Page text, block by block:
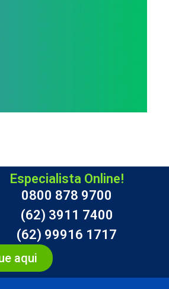
Especialista Online!
0800 878 9700
(62) 3911 7400
(62) 99916 1717
aqui